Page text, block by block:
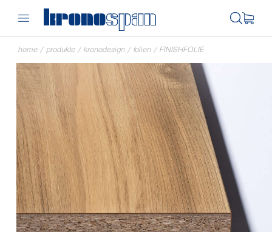
home / produkte / kronodesign / folien / FINISHFOLIE